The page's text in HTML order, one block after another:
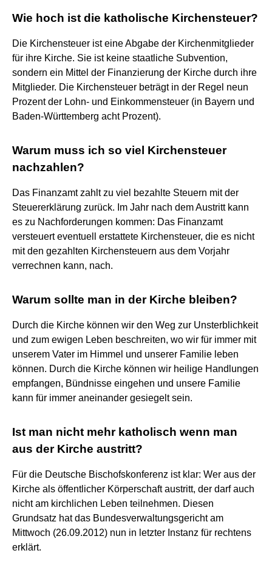
Wie hoch ist die katholische Kirchensteuer?
Die Kirchensteuer ist eine Abgabe der Kirchenmitglieder
für ihre Kirche. Sie ist keine staatliche Subvention,
sondern ein Mittel der Finanzierung der Kirche durch ihre
Mitglieder. Die Kirchensteuer beträgt in der Regel neun
Prozent der Lohn- und Einkommensteuer (in Bayern und
Baden-Württemberg acht Prozent).
Warum muss ich so viel Kirchensteuer
nachzahlen?
Das Finanzamt zahlt zu viel bezahlte Steuern mit der
Steuererklärung zurück. Im Jahr nach dem Austritt kann
es zu Nachforderungen kommen: Das Finanzamt
versteuert eventuell erstattete Kirchensteuer, die es nicht
mit den gezahlten Kirchensteuern aus dem Vorjahr
verrechnen kann, nach.
Warum sollte man in der Kirche bleiben?
Durch die Kirche können wir den Weg zur Unsterblichkeit
und zum ewigen Leben beschreiten, wo wir für immer mit
unserem Vater im Himmel und unserer Familie leben
können. Durch die Kirche können wir heilige Handlungen
empfangen, Bündnisse eingehen und unsere Familie
kann für immer aneinander gesiegelt sein.
Ist man nicht mehr katholisch wenn man
aus der Kirche austritt?
Für die Deutsche Bischofskonferenz ist klar: Wer aus der
Kirche als öffentlicher Körperschaft austritt, der darf auch
nicht am kirchlichen Leben teilnehmen. Diesen
Grundsatz hat das Bundesverwaltungsgericht am
Mittwoch (26.09.2012) nun in letzter Instanz für rechtens
erklärt.